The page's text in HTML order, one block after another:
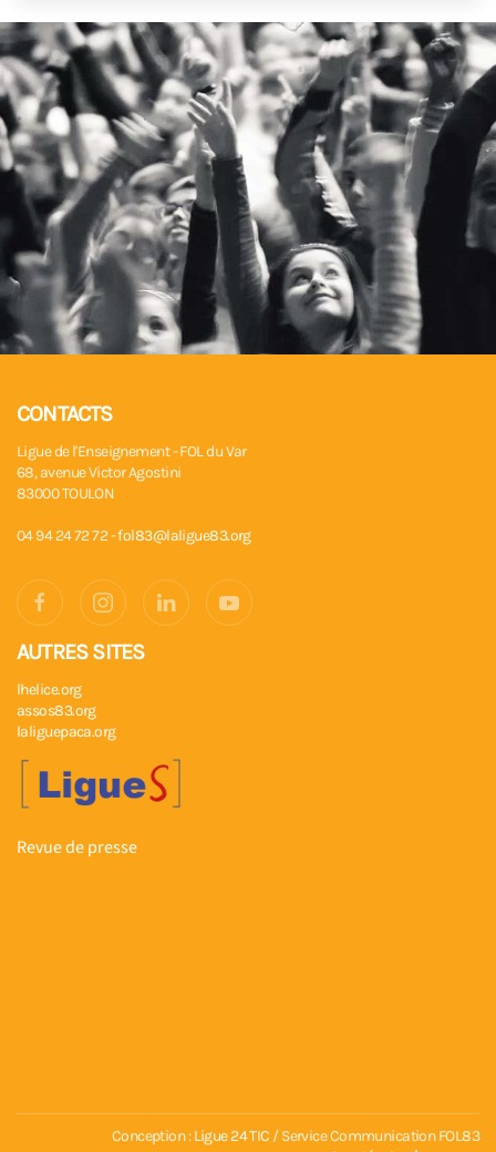
CONTACTS
Ligue de l'Enseignement - FOL du Var
68, avenue Victor Agostini
83000 TOULON
04 94 24 72 72 -fol83@laligue83.org
AUTRES SITES
lhelice.org
assos83.org
laliguepaca.org
Revue de presse
Conception :Ligue 24 TIC / Service Communication FOL83